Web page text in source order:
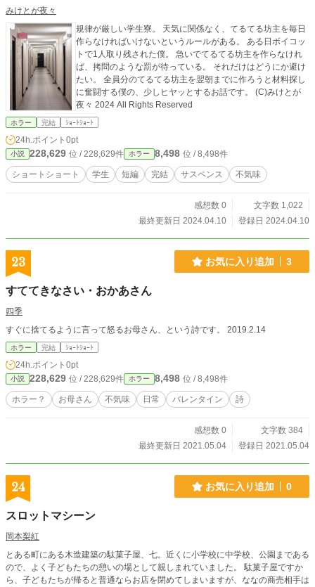
みけとが夜々
規律が厳しい学生寮。 天気に関係なく、てるてる坊主を毎日
作らなければいけないというルールがある。 ある日ボイコッ
トで1人取り残された僕。 急いでてるてる坊主を作らなけれ
ば、拷問のような罰が待っている。 それだけはどうにか避け
たい。 全員分のてるてる坊主を翌朝までに作ろうと材料探し
に奮闘する僕の、少しヒヤッとするお話です。 (C)みけとが
夜々 2024 All Rights Reserved
ホラー 完結 ｼｮｰﾄｼｮｰﾄ
24h.ポイント 0pt
小説 228,629 位 / 228,629件 ホラー 8,498 位 / 8,498件
ショートショート 学生 短編 完結 サスペンス 不気味
感想数 0
文字数 1,022
最終更新日 2024.04.10
登録日 2024.04.10
23 お気に入り追加 3
すててきなさい・おかあさん
四季
すぐに捨てるように言って怒るお母さん、という詩です。 2019.2.14
ホラー 完結 ｼｮｰﾄｼｮｰﾄ
24h.ポイント 0pt
小説 228,629 位 / 228,629件 ホラー 8,498 位 / 8,498件
ホラー？ お母さん 不気味 日常 バレンタイン 詩
感想数 0
文字数 384
最終更新日 2021.05.04
登録日 2021.05.04
24 お気に入り追加 0
スロットマシーン
岡本梨紅
とある町にある木造建築の駄菓子屋、七。近くに小学校に中学校、公園まである
ので、よく子どもたちの憩いの場として親しまれていました。 駄菓子屋ですか
ら、子どもたちが帰ると普通ならお店を閉めてしまいますが、ななの商売相手は